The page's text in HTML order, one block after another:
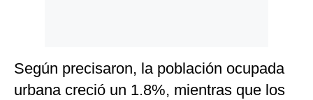
Según precisaron, la población ocupada
urbana creció un 1.8%, mientras que los